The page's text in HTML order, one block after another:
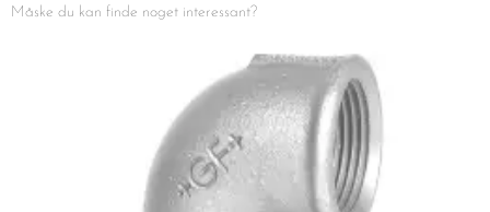
Måske du kan finde noget interessant?